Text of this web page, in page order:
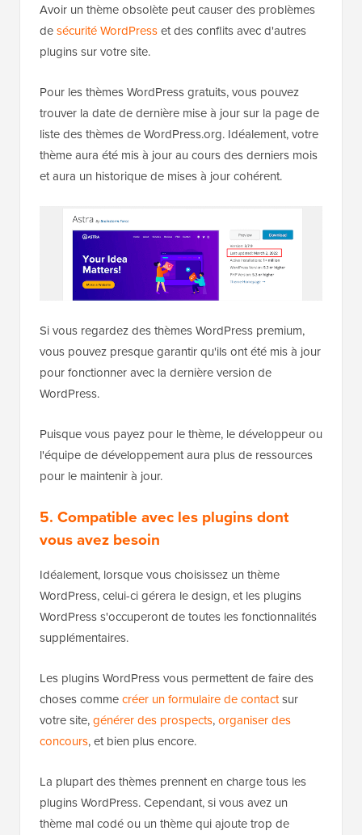
Avoir un thème obsolète peut causer des problèmes
desécurité WordPresset des conflits avec d'autres
plugins sur votre site.
Pour les thèmes WordPress gratuits, vous pouvez
trouver la date de dernière mise à jour sur la page de
liste des thèmes de WordPress.org. Idéalement, votre
thème aura été mis à jour au cours des derniers mois
et aura un historique de mises à jour cohérent.
Si vous regardez des thèmes WordPress premium,
vous pouvez presque garantir qu'ils ont été mis à jour
pour fonctionner avec la dernière version de
WordPress.
Puisque vous payez pour le thème, le développeur ou
l'équipe de développement aura plus de ressources
pour le maintenir à jour.
5. Compatible avec les plugins dont
vous avez besoin
Idéalement, lorsque vous choisissez un thème
WordPress, celui-ci gérera le design, et les plugins
WordPress s'occuperont de toutes les fonctionnalités
supplémentaires.
Les plugins WordPress vous permettent de faire des
choses commecréer un formulaire de contactsur
votre site,générer des prospects,organiser des
concours, et bien plus encore.
La plupart des thèmes prennent en charge tous les
plugins WordPress. Cependant, si vous avez un
thème mal codé ou un thème qui ajoute trop de